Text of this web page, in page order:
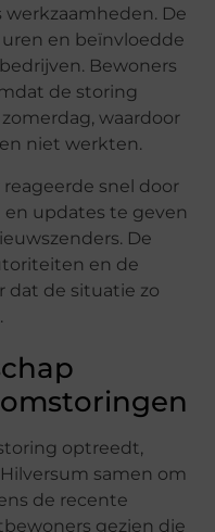
De
en beïnvloedde
Bewoners
de storing
waardoor
niet werkten.
snel door
updates te geven
De
en de
dat de situatie zo
optreedt,
samen om
de recente
gezien die